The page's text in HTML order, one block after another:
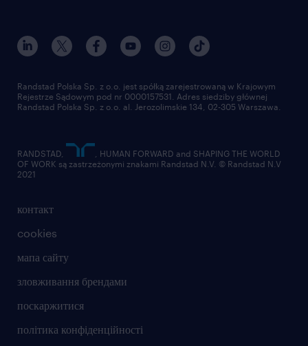
контакт
cookies
мапа сайту
зловживання брендами
поскаржитися
політика конфіденційності
Randstad Polska Sp. z o.o. jest spółką zarejestrowaną w Krajowym
Rejestrze Sądowym pod nr 0000157531. Adres siedziby głównej
Randstad Polska Sp. z o.o. al. Jerozolimskie 134, 02-305 Warszawa.
RANDSTAD,
, HUMAN FORWARD and SHAPING THE WORLD
OF WORK są zastrzeżonymi znakami Randstad N.V. © Randstad N.V
2021